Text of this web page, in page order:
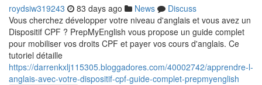
roydsiw319243 83 days ago News
Discuss
Vous cherchez développer votre niveau d'anglais et vous avez un
Dispositif CPF ? PrepMyEnglish vous propose un guide complet
pour mobiliser vos droits CPF et payer vos cours d'anglais. Ce
tutoriel détaille
https://darrenkxlj115305.bloggadores.com/40002742/apprendre-l-
anglais-avec-votre-dispositif-cpf-guide-complet-prepmyenglish